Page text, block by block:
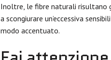
Inoltre, le fibre naturali risultano
a scongiurare un’eccessiva
modo accentuato.